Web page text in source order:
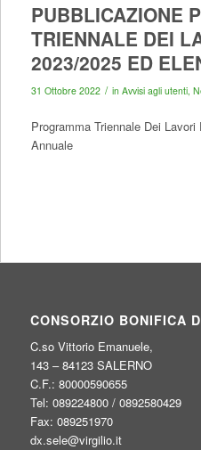
PUBBLICAZIONE
TRIENNALE DEI
2023/2025 ED
31 Ottobre 2022 / in Avvisi agli utenti,
Programma Triennale Dei
Annuale
CONSORZIO BONIFICA
C.so Vittorio Emanuele,
143 – 84123 SALERNO
C.F.: 80000590655
Tel: 089224800 / 0892580429
Fax: 089251970
dx.sele@virgilio.it